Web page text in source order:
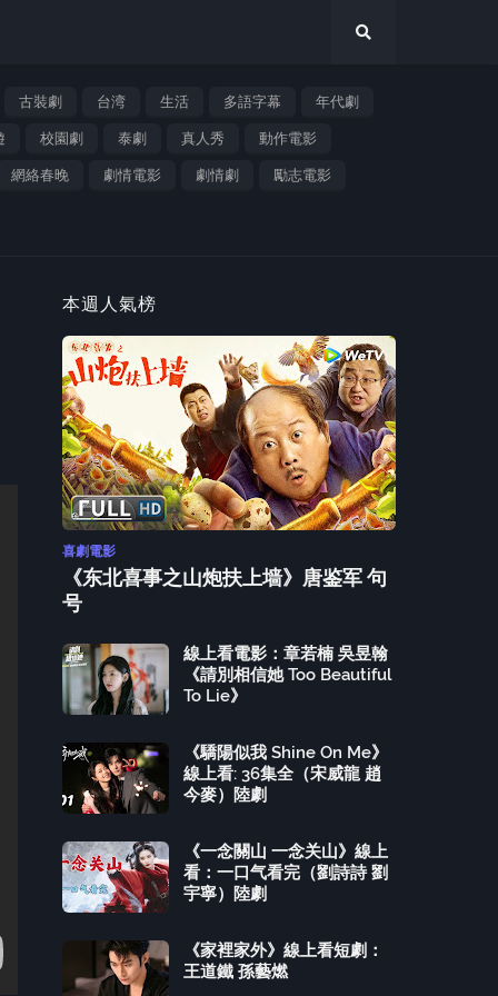
古裝劇 台湾 生活 多語字幕 年代劇
校園劇 泰劇 真人秀 動作電影
網絡春晚 劇情電影 劇情劇 勵志電影
本週人氣榜
喜劇電影
《东北喜事之山炮扶上墙》唐鉴军 句
号
線上看電影：章若楠 吳昱翰
《請別相信她 Too Beautiful
To Lie》
《驕陽似我 Shine On Me》
線上看: 36集全（宋威龍 趙
今麥）陸劇
《一念關山 一念关山》線上
看：一口气看完（劉詩詩 劉
宇寧）陸劇
《家裡家外》線上看短劇：
王道鐵 孫藝燃